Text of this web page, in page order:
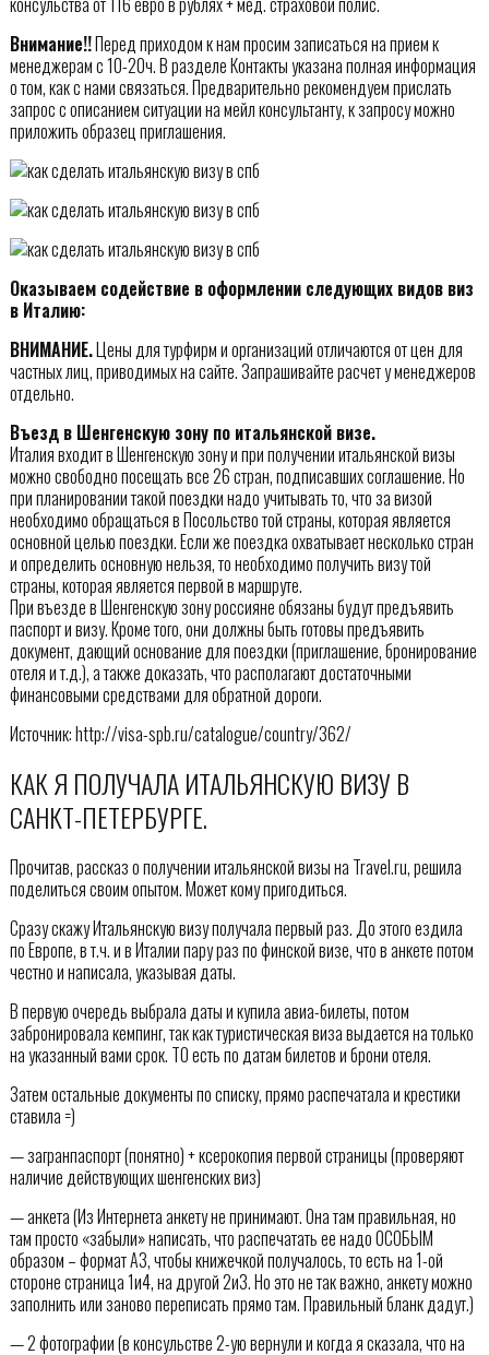
Внимание!!Перед приходом к нам просим записаться на прием к
менеджерам с 10-20ч. В разделе Контакты указана полная информация
о том, как с нами связаться. Предварительно рекомендуем прислать
запрос с описанием ситуации на мейл консультанту, к запросу можно
приложить образец приглашения.
Оказываем содействие в оформлении следующих видов виз
в Италию:
ВНИМАНИЕ.Цены для турфирм и организаций отличаются от цен для
частных лиц, приводимых на сайте. Запрашивайте расчет у менеджеров
отдельно.
Въезд в Шенгенскую зону по итальянской визе.
Италия входит в Шенгенскую зону и при получении итальянской визы
можно свободно посещать все 26 стран, подписавших соглашение. Но
при планировании такой поездки надо учитывать то, что за визой
необходимо обращаться в Посольство той страны, которая является
основной целью поездки. Если же поездка охватывает несколько стран
и определить основную нельзя, то необходимо получить визу той
страны, которая является первой в маршруте.
При въезде в Шенгенскую зону россияне обязаны будут предъявить
паспорт и визу. Кроме того, они должны быть готовы предъявить
документ, дающий основание для поездки (приглашение, бронирование
отеля и т.д.), а также доказать, что располагают достаточными
финансовыми средствами для обратной дороги.
Источник: http://visa-spb.ru/catalogue/country/362/
КАК Я ПОЛУЧАЛА ИТАЛЬЯНСКУЮ ВИЗУ В
САНКТ-ПЕТЕРБУРГЕ.
Прочитав, рассказ о получении итальянской визы на Travel.ru, решила
поделиться своим опытом. Может кому пригодиться.
Сразу скажу Итальянскую визу получала первый раз. До этого ездила
по Европе, в т.ч. и в Италии пару раз по финской визе, что в анкете потом
честно и написала, указывая даты.
В первую очередь выбрала даты и купила авиа-билеты, потом
забронировала кемпинг, так как туристическая виза выдается на только
на указанный вами срок. ТО есть по датам билетов и брони отеля.
Затем остальные документы по списку, прямо распечатала и крестики
ставила =)
— загранпаспорт (понятно) + ксерокопия первой страницы (проверяют
наличие действующих шенгенских виз)
— анкета (Из Интернета анкету не принимают. Она там правильная, но
там просто «забыли» написать, что распечатать ее надо ОСОБЫМ
образом – формат А3, чтобы книжечкой получалось, то есть на 1-ой
стороне страница 1и4, на другой 2и3. Но это не так важно, анкету можно
заполнить или заново переписать прямо там. Правильный бланк дадут.)
— 2 фотографии (в консульстве 2-ую вернули и когда я сказала, что на